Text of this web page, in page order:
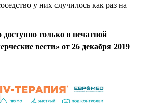
у них случилось как раз на
только в печатной
вести» от 26 декабря 2019